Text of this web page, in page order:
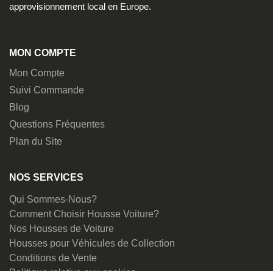
approvisionnement local en Europe.
MON COMPTE
Mon Compte
Suivi Commande
Blog
Questions Fréquentes
Plan du Site
NOS SERVICES
Qui Sommes-Nous?
Comment Choisir Housse Voiture?
Nos Housses de Voiture
Housses pour Véhicules de Collection
Conditions de Vente